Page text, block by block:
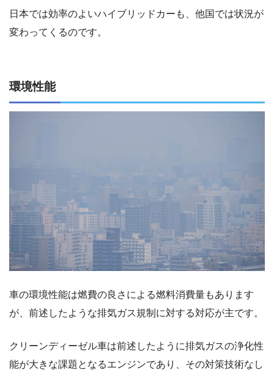
日本では効率のよいハイブリッドカーも、他国では状況が
変わってくるのです。
環境性能
車の環境性能は燃費の良さによる燃料消費量もあります
が、前述したような排気ガス規制に対する対応が主です。
クリーンディーゼル車は前述したように排気ガスの浄化性
能が大きな課題となるエンジンであり、その対策技術なし